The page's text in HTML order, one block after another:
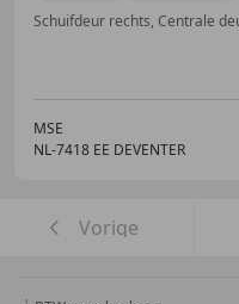
MSE
NL-7418 EE DEVENTER
Vorige